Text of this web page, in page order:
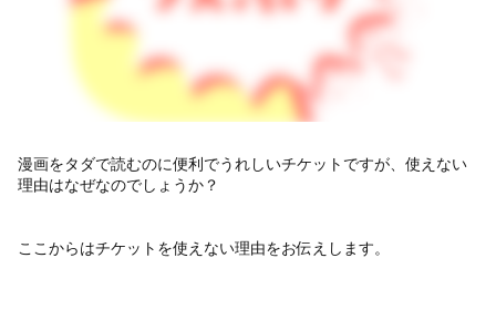
漫画をタダで読むのに便利でうれしいチケットですが、使えない
理由はなぜなのでしょうか？
ここからはチケットを使えない理由をお伝えします。